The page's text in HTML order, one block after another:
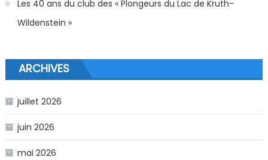
Les 40 ans du club des « Plongeurs du Lac de Kruth-
Wildenstein »
ARCHIVES
juillet 2026
juin 2026
mai 2026